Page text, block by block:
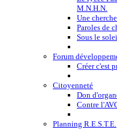
M.N.H.N.
Une
Paroles de
Sous le
Forum
Créer c'est
Citoyenneté
Don
Contre
Planning R.E.S.T.E.